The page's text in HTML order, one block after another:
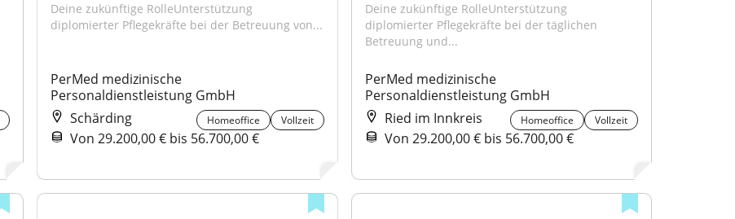
Deine zukünftige RolleUnterstützung
diplomierter Pflegekräfte bei der Betreuung von...
PerMed medizinische
Personaldienstleistung GmbH
Schärding
Homeoffice Vollzeit
Von 29.200,00 € bis 56.700,00 €
Deine zukünftige RolleUnterstützung
diplomierter Pflegekräfte bei der täglichen
Betreuung und...
PerMed medizinische
Personaldienstleistung GmbH
Ried im Innkreis
Homeoffice Vollzeit
Von 29.200,00 € bis 56.700,00 €